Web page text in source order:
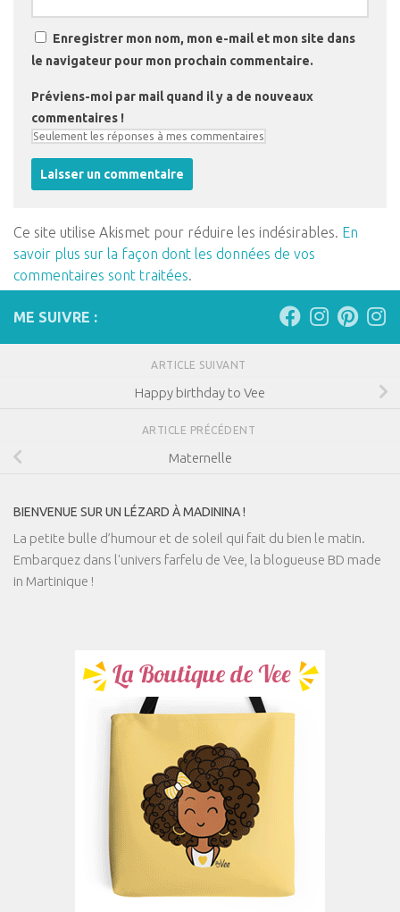
Enregistrer mon nom, mon e-mail et mon site dans
le navigateur pour mon prochain commentaire.
Préviens-moi par mail quand il y a de nouveaux
commentaires !
Ce site utilise Akismet pour réduire les indésirables. En
savoir plus sur la façon dont les données de vos
commentaires sont traitées.
ME SUIVRE :
ARTICLE SUIVANT
Happy birthday to Vee
ARTICLE PRÉCÉDENT
Maternelle
BIENVENUE SUR UN LÉZARD À MADININA !
La petite bulle d’humour et de soleil qui fait du bien le matin.
Embarquez dans l'univers farfelu de Vee, la blogueuse BD made
in Martinique !